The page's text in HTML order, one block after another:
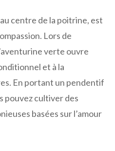
centre de la poitrine, est
Lors de
verte ouvre
et à la
En portant un pendentif
pouvez cultiver des
basées sur l’amour